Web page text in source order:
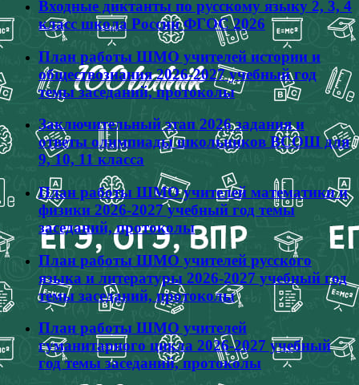
Входные диктанты по русскому языку 2, 3, 4
класс школа России ФГОС 2026
План работы ШМО учителей истории и
обществознания 2026-2027 учебный год
темы заседаний, протоколы
Заключительный этап 2026 задания и
ответы олимпиады школьников ВСОШ для
9, 10, 11 класса
План работы ШМО учителей математики и
физики 2026-2027 учебный год темы
заседаний, протоколы
План работы ШМО учителей русского
языка и литературы 2026-2027 учебный год
темы заседаний, протоколы
План работы ШМО учителей
гуманитарного цикла 2026-2027 учебный
год темы заседаний, протоколы